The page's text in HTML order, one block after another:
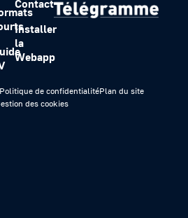
Contact
Installer
la
Webapp
Politique de confidentialitéPlan du site
des cookies